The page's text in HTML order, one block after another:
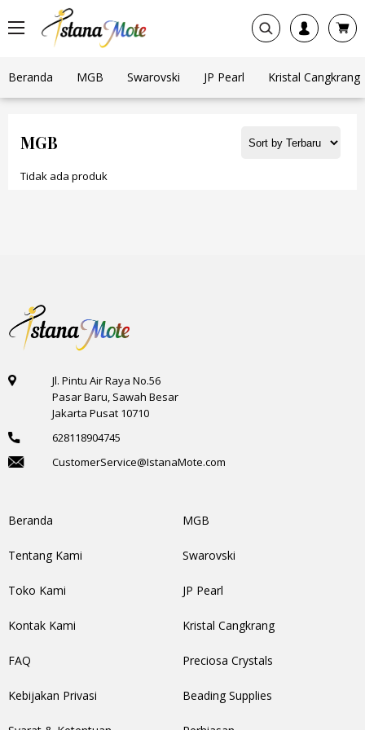
Beranda MGB Swarovski JP Pearl Kristal Cangkrang
MGB
Tidak ada produk
Jl. Pintu Air Raya No.56
Pasar Baru, Sawah Besar
Jakarta Pusat 10710
628118904745
CustomerService@IstanaMote.com
Beranda
Tentang Kami
Toko Kami
Kontak Kami
FAQ
Kebijakan Privasi
MGB
Swarovski
JP Pearl
Kristal Cangkrang
Preciosa Crystals
Beading Supplies